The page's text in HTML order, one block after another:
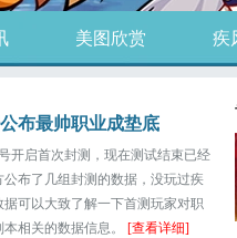
美图欣赏 疾
布最帅职业成垫底
开启首次封测，现在测试结束已经
布了几组封测的数据，没玩过疾
可以大致了解一下首测玩家对职
相关的数据信息。 [查看详细]